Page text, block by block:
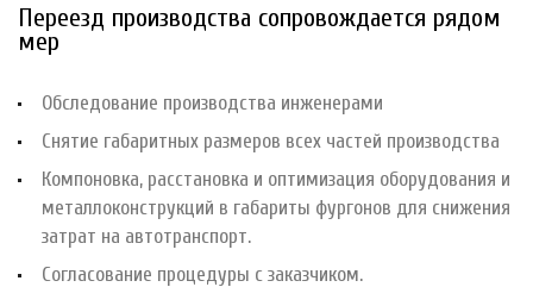
Переезд производства сопровождается рядом
мер
Обследование производства инженерами
Снятие габаритных размеров всех частей производства
Компоновка, расстановка и оптимизация оборудования и
металлоконструкций в габариты фургонов для снижения
затрат на автотранспорт.
Согласование процедуры с заказчиком.